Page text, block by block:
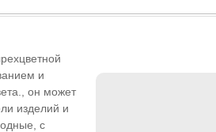
и
он может
изделий и
с